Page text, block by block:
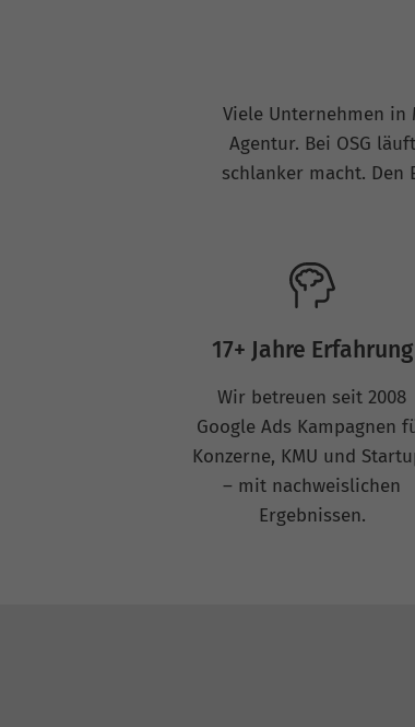
Viele Unternehmen in
Agentur. Bei OSG
schlanker macht. Den
17+ Jahre Erfahrung
Wir betreuen seit 2008
Google Ads Kampagnen
Konzerne, KMU und
– mit nachweislichen
Ergebnissen.